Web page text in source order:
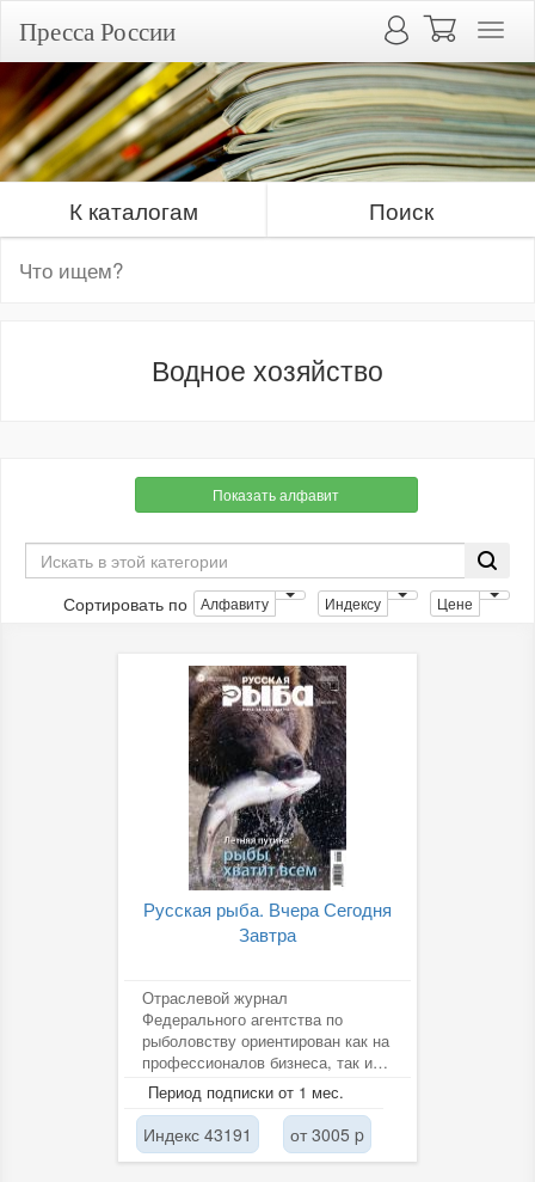
Пресса России
К каталогам Поиск
Водное хозяйство
Показать алфавит
Сортировать по Алфавиту Индексу Цене
Русская рыба. Вчера Сегодня
Завтра
Отраслевой журнал
Федерального агентства по
рыболовству ориентирован как на
профессионалов бизнеса, так и
на рыбаков-любителей и
потребителей...
Период подписки от 1 мес.
Индекс 43191 от 3005 p